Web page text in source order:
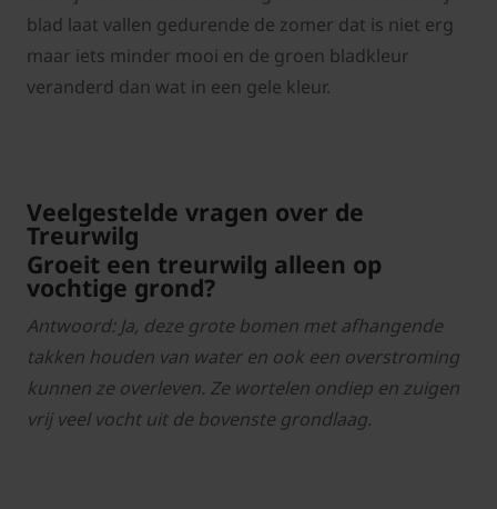
blad laat vallen gedurende de zomer dat is niet erg
maar iets minder mooi en de groen bladkleur
veranderd dan wat in een gele kleur.
Veelgestelde vragen over de
Treurwilg
Groeit een treurwilg alleen op
vochtige grond?
Antwoord: Ja, deze grote bomen met afhangende
takken houden van water en ook een overstroming
kunnen ze overleven. Ze wortelen ondiep en zuigen
vrij veel vocht uit de bovenste grondlaag.